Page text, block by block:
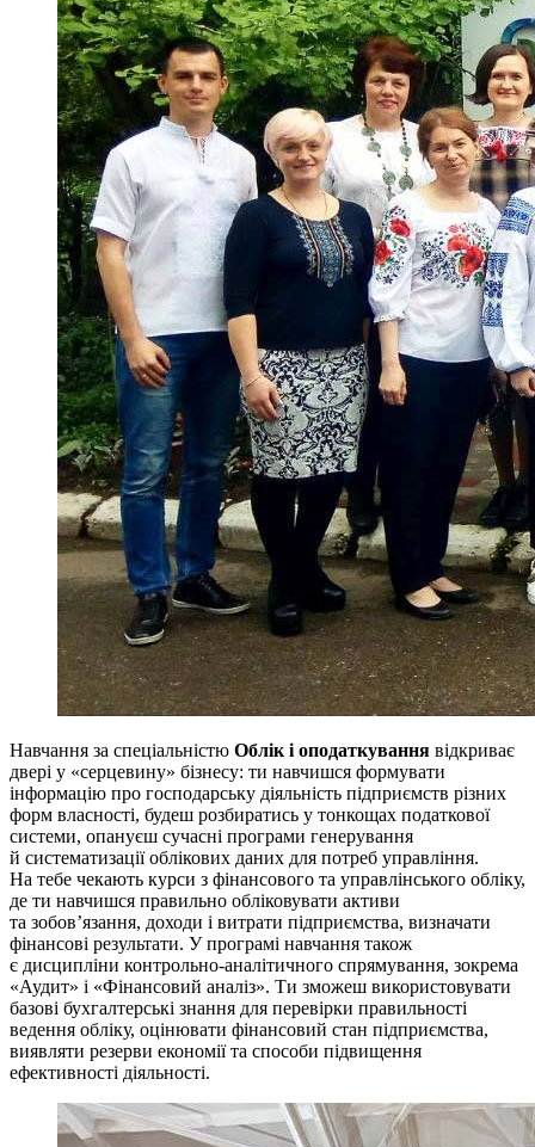
Навчання за спеціальністю Облік і оподаткування відкриває
двері у «серцевину» бізнесу: ти навчишся формувати
інформацію про господарську діяльність підприємств різних
форм власності, будеш розбиратись у тонкощах податкової
системи, опануєш сучасні програми генерування
й систематизації облікових даних для потреб управління.
На тебе чекають курси з фінансового та управлінського обліку,
де ти навчишся правильно обліковувати активи
та зобов’язання, доходи і витрати підприємства, визначати
фінансові результати. У програмі навчання також
є дисципліни контрольно-аналітичного спрямування, зокрема
«Аудит» і «Фінансовий аналіз». Ти зможеш використовувати
базові бухгалтерські знання для перевірки правильності
ведення обліку, оцінювати фінансовий стан підприємства,
виявляти резерви економії та способи підвищення
ефективності діяльності.